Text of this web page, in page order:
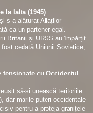
la Ialta (1945)
s-a alăturat Aliaților
ca un partener egal.
Britanii și URSS au împărțit
cedată Uniunii Sovietice,
tensionate cu Occidentul
să-și unească teritoriile
dar marile puteri occidentale
pentru a proteja granițele